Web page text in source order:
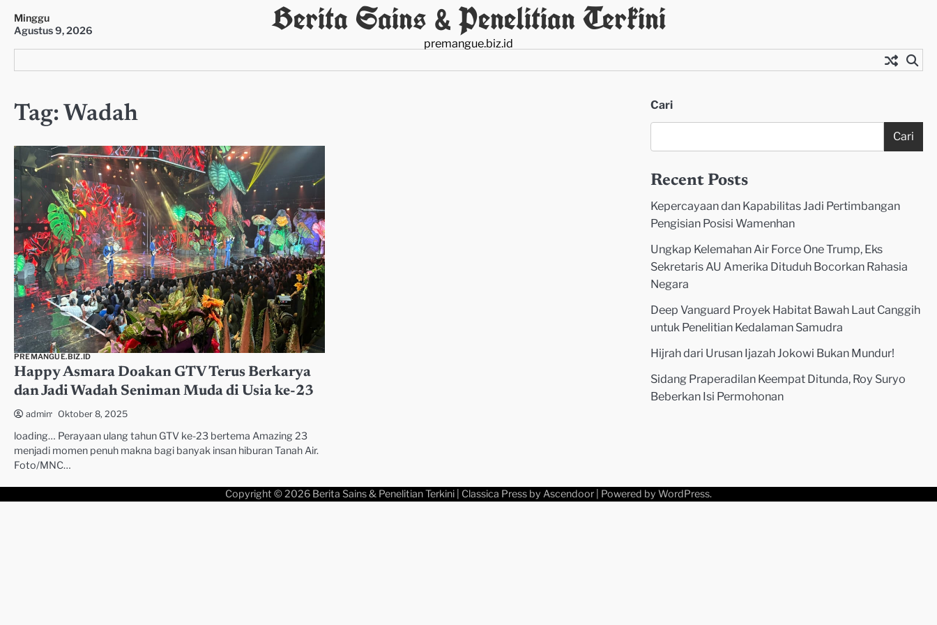
content
Minggu
Agustus 9, 2026
Berita Sains & Penelitian Terkini
premangue.biz.id
Tag: Wadah
PREMANGUE.BIZ.ID
Happy Asmara Doakan GTV Terus Berkarya
dan Jadi Wadah Seniman Muda di Usia ke-23
admin Oktober 8, 2025
loading… Perayaan ulang tahun GTV ke-23 bertema Amazing 23
menjadi momen penuh makna bagi banyak insan hiburan Tanah Air.
Foto/MNC…
Cari
Cari
Recent Posts
Kepercayaan dan Kapabilitas Jadi Pertimbangan
Pengisian Posisi Wamenhan
Ungkap Kelemahan Air Force One Trump, Eks
Sekretaris AU Amerika Dituduh Bocorkan Rahasia
Negara
Deep Vanguard Proyek Habitat Bawah Laut Canggih
untuk Penelitian Kedalaman Samudra
Hijrah dari Urusan Ijazah Jokowi Bukan Mundur!
Sidang Praperadilan Keempat Ditunda, Roy Suryo
Beberkan Isi Permohonan
Copyright © 2026 Berita Sains & Penelitian Terkini | Classica Press by Ascendoor | Powered by WordPress.